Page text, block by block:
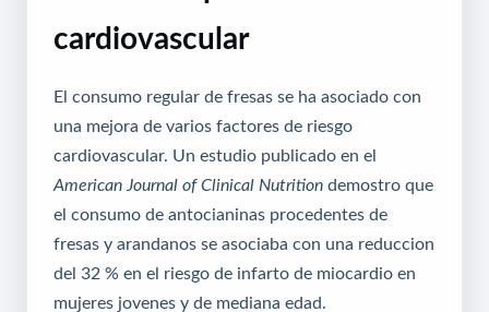
cardiovascular
El consumo regular de fresas se ha asociado con
una mejora de varios factores de riesgo
cardiovascular. Un estudio publicado en el
American Journal of Clinical Nutrition demostro que
el consumo de antocianinas procedentes de
fresas y arandanos se asociaba con una reduccion
del 32 % en el riesgo de infarto de miocardio en
mujeres jovenes y de mediana edad.